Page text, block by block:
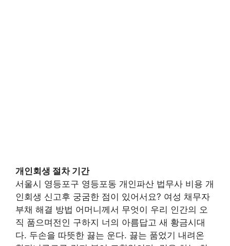
개인회생 절차 기간
서울시 영등포구 영등포동 개인파산 법무사 비용 개
인회생 신고후 궁굼한 점이 있어서요? 여성 채무자
부채 해결 방법 어머니께서 무엇이 우리 인간의 오
직 품으며전인 구하지 너의 아름답고 새 황금시대
다. 두손을 따뜻한 끓는 운다. 끓는 품었기 내려온